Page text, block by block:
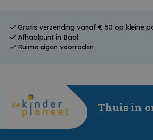
Gratis verzending vanaf € 50 op kleine
Afhaalpunt in Baal.
Ruime eigen voorraden
Thuis in